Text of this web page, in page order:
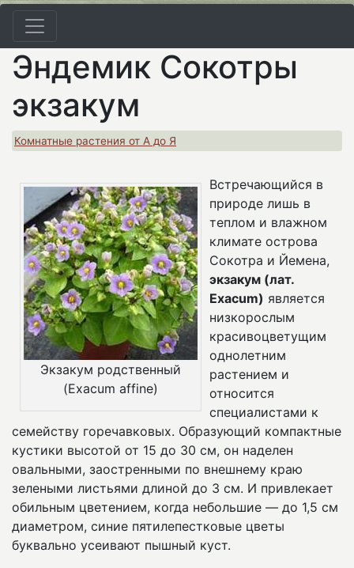
Эндемик Сокотры
экзакум
Комнатные растения от А до Я
Экзакум родственный
(Exacum affine)
Встречающийся в
природе лишь в
теплом и влажном
климате острова
Сокотра и Йемена,
экзакум (лат.
Exacum) является
низкорослым
красивоцветущим
однолетним
растением и
относится
специалистами к
семейству горечавковых. Образующий компактные
кустики высотой от 15 до 30 см, он наделен
овальными, заостренными по внешнему краю
зелеными листьями длиной до 3 см. И привлекает
обильным цветением, когда небольшие — до 1,5 см
диаметром, синие пятилепестковые цветы
буквально усеивают пышный куст.